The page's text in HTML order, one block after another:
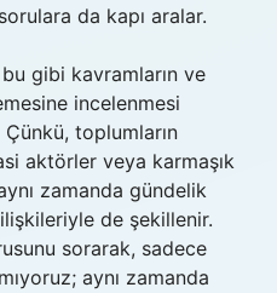
da kapı aralar.
gibi kavramların ve
incelenmesi
toplumların
aktörler veya karmaşık
zamanda gündelik
de şekillenir.
sorarak, sadece
aynı zamanda